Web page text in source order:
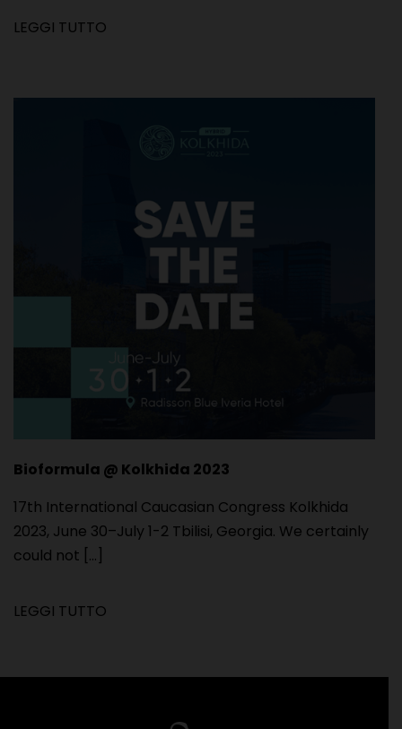
LEGGI TUTTO
Bioformula @ Kolkhida 2023
17th International Caucasian Congress Kolkhida
2023, June 30–July 1-2 Tbilisi, Georgia. We certainly
could not [...]
LEGGI TUTTO